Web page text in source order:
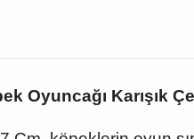
Oyuncağı Karışık